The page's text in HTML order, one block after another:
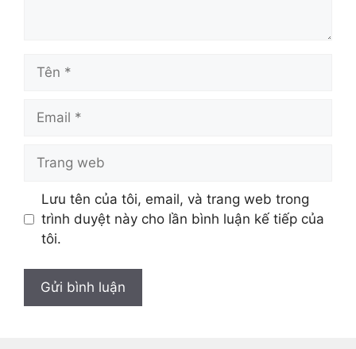
web
Lưu tên của tôi, email, và trang web trong
trình duyệt này cho lần bình luận kế tiếp của
tôi.